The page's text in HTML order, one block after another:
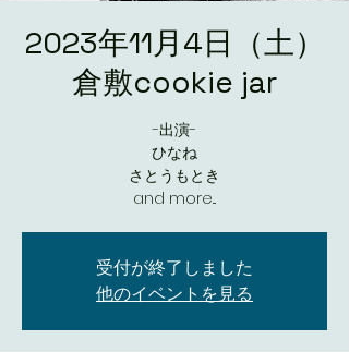
2023年11月4日（土）
倉敷cookie jar
-出演-
ひなね
さとうもとき
and more...
受付が終了しました
他のイベントを見る